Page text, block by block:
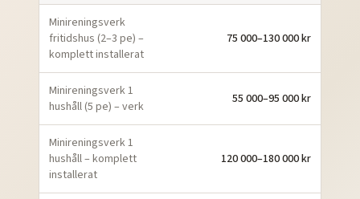
Minireningsverk
fritidshus (2–3 pe) –
komplett installerat
75 000–130 000 kr
Minireningsverk 1
hushåll (5 pe) – verk
55 000–95 000 kr
Minireningsverk 1
hushåll – komplett
installerat
120 000–180 000 kr